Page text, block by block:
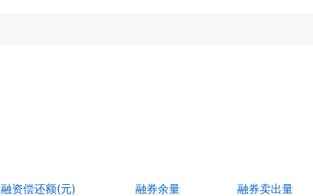
融资偿还额(元) 融券余量 融券卖出量